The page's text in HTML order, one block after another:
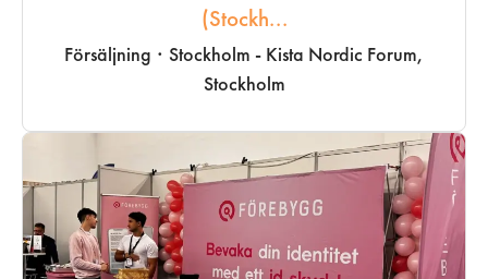
(Stockh...
Försäljning · Stockholm - Kista Nordic Forum,
Stockholm